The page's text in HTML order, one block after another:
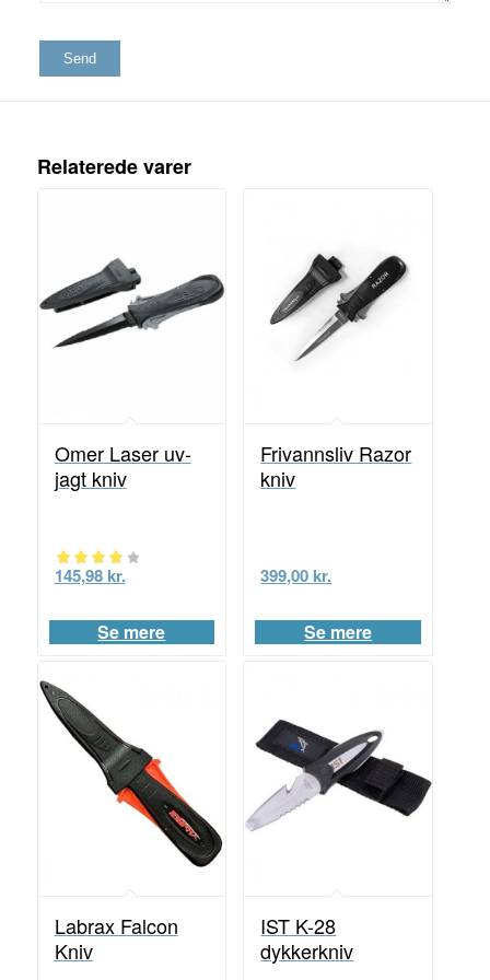
Relaterede varer
Omer Laser uv-
jagt kniv
Vurderet
ud af 5
145,98 kr.
Se mere
Frivannsliv Razor
kniv
399,00 kr.
Se mere
Labrax Falcon
Kniv
IST K-28
dykkerkniv